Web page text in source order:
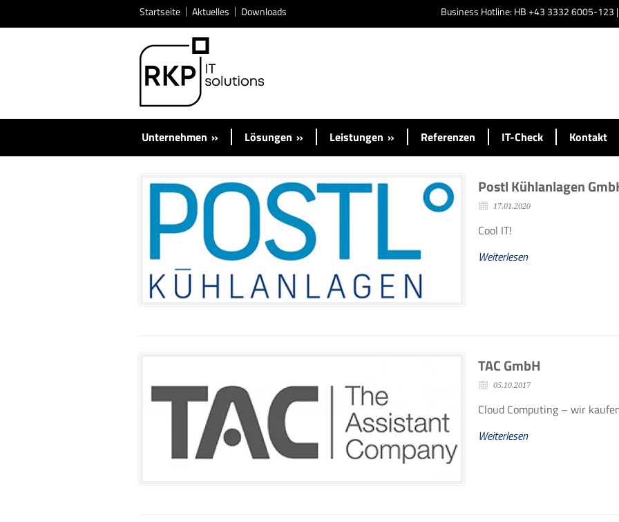
Startseite Aktuelles Downloads Business Hotline: HB +43 3332 6005-123
Unternehmen » Lösungen » Leistungen » Referenzen IT-Check Kontakt
Postl Kühlanlagen
17.01.2020
Cool IT!
Weiterlesen
TAC GmbH
05.10.2017
Cloud Computing – wir
Weiterlesen